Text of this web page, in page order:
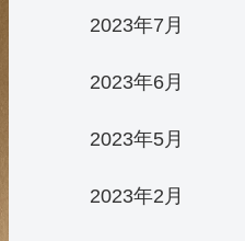
2023年7月
2023年6月
2023年5月
2023年2月